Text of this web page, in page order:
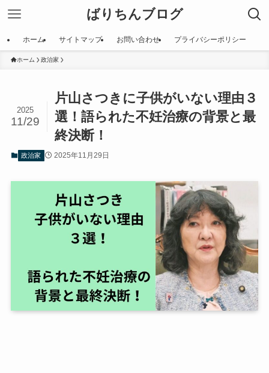
ばりちんブログ
ホーム サイトマップ お問い合わせ プライバシーポリシー
ホーム 政治家
片山さつきに子供がいない理由３
選！語られた不妊治療の背景と最
終決断！
2025
11/29
政治家 2025年11月29日